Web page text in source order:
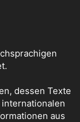
dessen Texte
aus